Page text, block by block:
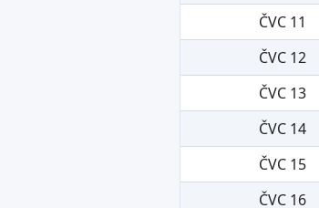
ČVC 11
ČVC 12
ČVC 13
ČVC 14
ČVC 15
ČVC 16